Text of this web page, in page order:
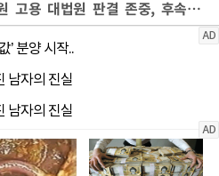
[속보] 포스코 "협력사 직원 고용 대법원 판결 존중, 후속 조처 진행 예정"